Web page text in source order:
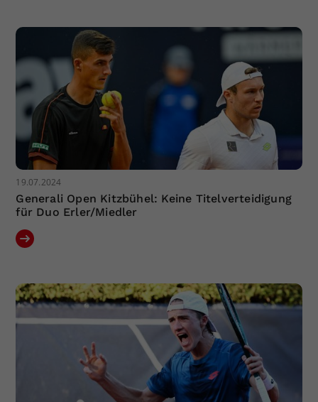
19.07.2024
Generali Open Kitzbühel: Keine Titelverteidigung
für Duo Erler/Miedler
Zweck
Einstellungen. Unter anderem eine
zufällig generierte ID, für die
historische Speicherung Ihrer
vorgenommen Einstellungen, falls der
Webseiten-Betreiber dies eingestellt
hat.